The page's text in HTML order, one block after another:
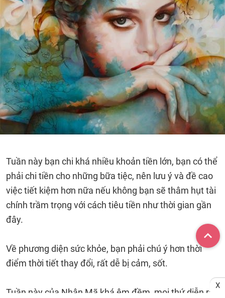
Tuần này bạn chi khá nhiều khoản tiền lớn, bạn có thể
phải chi tiền cho những bữa tiệc, nên lưu ý và đề cao
việc tiết kiệm hơn nữa nếu không bạn sẽ thâm hụt tài
chính trầm trọng với cách tiêu tiền như thời gian gần
đây.
Về phương diện sức khỏe, bạn phải chú ý hơn thời
điểm thời tiết thay đổi, rất dễ bị cảm, sốt.
Tuần này của Nhân Mã khá êm đềm, mọi thứ diễn ra
X